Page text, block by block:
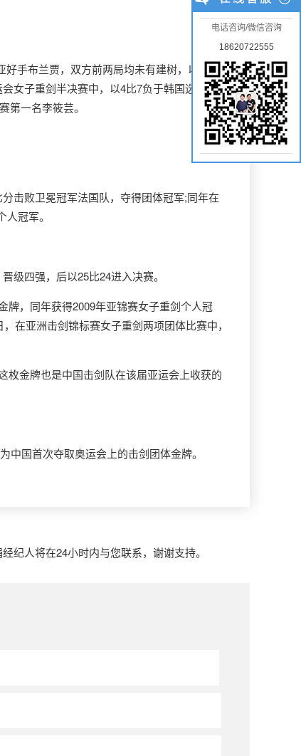
手布兰贾，双方前两局均未有建树，以0：0
女子重剑半决赛中，以4比7负于韩国选手金熙
一名李筱芸。
击败卫冕冠军法国队，夺得团体冠军;同年在
冠军。
四强，后以25比24进入决赛。
，同年获得2009年亚锦赛女子重剑个人冠
在亚洲击剑锦标赛女子重剑两项团体比赛中，
金牌也是中国击剑队在该届亚运会上收获的
国首次夺取奥运会上的击剑团体金牌。
人将在24小时内与您联系，谢谢支持。
电话咨询/微信咨询
18620722555